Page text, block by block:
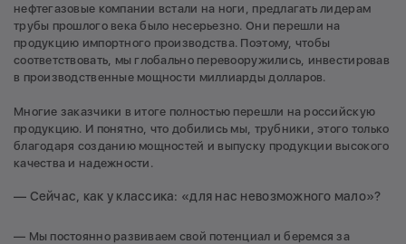
нефтегазовые компании встали на ноги, предлагать лидерам
трубы прошлого века было несерьезно. Они перешли на
продукцию импортного производства. Поэтому, чтобы
соответствовать, мы глобально перевооружились, инвестировав
в производственные мощности миллиарды долларов.
Многие заказчики в итоге полностью перешли на российскую
продукцию. И понятно, что добились мы, трубники, этого только
благодаря созданию мощностей и выпуску продукции высокого
качества и надежности.
— Сейчас, как у классика: «для нас невозможного мало»?
— Мы постоянно развиваем свой потенциал и беремся за